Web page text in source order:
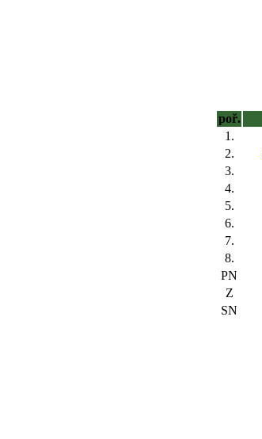
poř.
1.
2.
3.
4.
5.
6.
7.
8.
PN
Z
SN